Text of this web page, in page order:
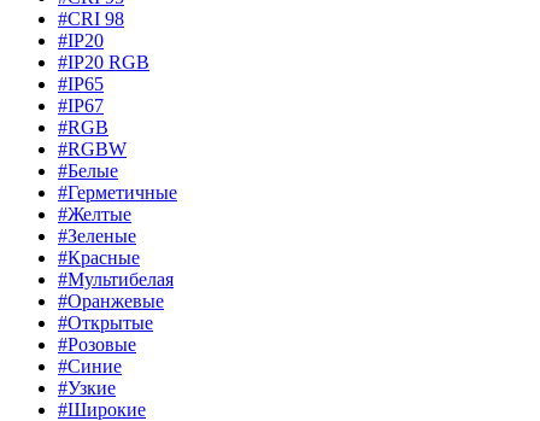
#CRI 98
#IP20
#IP20 RGB
#IP65
#IP67
#RGB
#RGBW
#Белые
#Герметичные
#Желтые
#Зеленые
#Красные
#Мультибелая
#Оранжевые
#Открытые
#Розовые
#Синие
#Узкие
#Широкие